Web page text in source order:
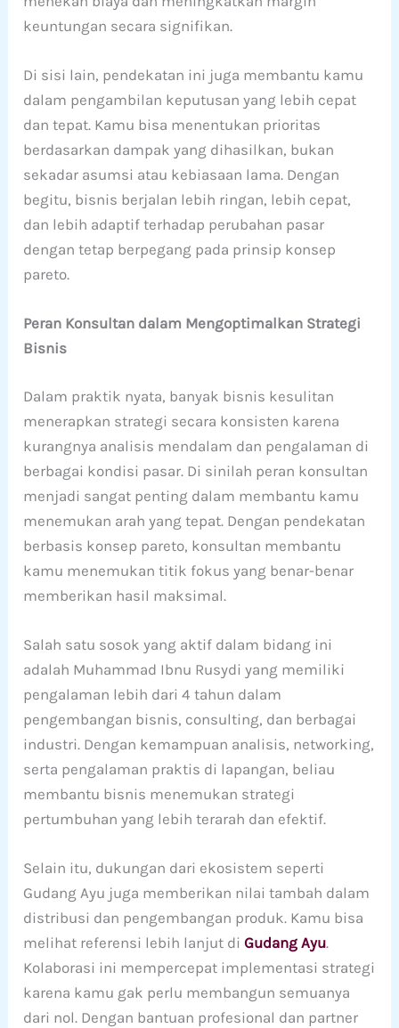
keuntungan secara signifikan.
Di sisi lain, pendekatan ini juga membantu kamu
dalam pengambilan keputusan yang lebih cepat
dan tepat. Kamu bisa menentukan prioritas
berdasarkan dampak yang dihasilkan, bukan
sekadar asumsi atau kebiasaan lama. Dengan
begitu, bisnis berjalan lebih ringan, lebih cepat,
dan lebih adaptif terhadap perubahan pasar
dengan tetap berpegang pada prinsip konsep
pareto.
Peran Konsultan dalam Mengoptimalkan Strategi
Bisnis
Dalam praktik nyata, banyak bisnis kesulitan
menerapkan strategi secara konsisten karena
kurangnya analisis mendalam dan pengalaman di
berbagai kondisi pasar. Di sinilah peran konsultan
menjadi sangat penting dalam membantu kamu
menemukan arah yang tepat. Dengan pendekatan
berbasis konsep pareto, konsultan membantu
kamu menemukan titik fokus yang benar-benar
memberikan hasil maksimal.
Salah satu sosok yang aktif dalam bidang ini
adalah Muhammad Ibnu Rusydi yang memiliki
pengalaman lebih dari 4 tahun dalam
pengembangan bisnis, consulting, dan berbagai
industri. Dengan kemampuan analisis, networking,
serta pengalaman praktis di lapangan, beliau
membantu bisnis menemukan strategi
pertumbuhan yang lebih terarah dan efektif.
Selain itu, dukungan dari ekosistem seperti
Gudang Ayu juga memberikan nilai tambah dalam
distribusi dan pengembangan produk. Kamu bisa
melihat referensi lebih lanjut diGudang Ayu.
Kolaborasi ini mempercepat implementasi strategi
karena kamu gak perlu membangun semuanya
dari nol. Dengan bantuan profesional dan partner